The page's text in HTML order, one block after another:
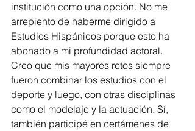
institución como una opción. No me
arrepiento de haberme dirigido a
Estudios Hispánicos porque esto ha
abonado a mi profundidad actoral.
Creo que mis mayores retos siempre
fueron combinar los estudios con el
deporte y luego, con otras disciplinas
como el modelaje y la actuación. Sí,
también participé en certámenes de